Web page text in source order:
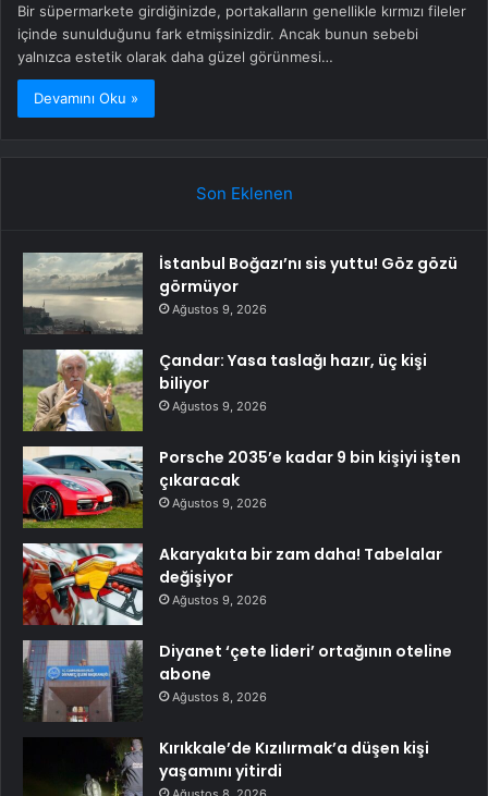
Bir süpermarkete girdiğinizde, portakalların genellikle kırmızı fileler
içinde sunulduğunu fark etmişsinizdir. Ancak bunun sebebi
yalnızca estetik olarak daha güzel görünmesi…
Devamını Oku »
Son Eklenen
İstanbul Boğazı’nı sis yuttu! Göz gözü
görmüyor
Ağustos 9, 2026
Çandar: Yasa taslağı hazır, üç kişi
biliyor
Ağustos 9, 2026
Porsche 2035’e kadar 9 bin kişiyi işten
çıkaracak
Ağustos 9, 2026
Akaryakıta bir zam daha! Tabelalar
değişiyor
Ağustos 9, 2026
Diyanet ‘çete lideri’ ortağının oteline
abone
Ağustos 8, 2026
Kırıkkale’de Kızılırmak’a düşen kişi
yaşamını yitirdi